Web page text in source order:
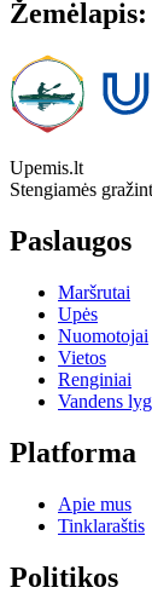
Žemėlapis:
+
−
Upemis.lt
Stengiamės
Paslaugos
Maršrutai
Upės
Nuomotojai
Vietos
Renginiai
Vandens
Platforma
Apie mus
Tinklaraštis
Politikos